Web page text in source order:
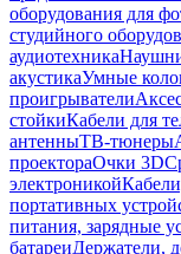
оборудования для
студийного
аудиотехника
акустикаУмные
проигрыватели
стойкиКабели для
антенныТВ-тюнеры
проектораОчки 3D
электроникой
портативных
питания, зарядные
батареиДержатели,